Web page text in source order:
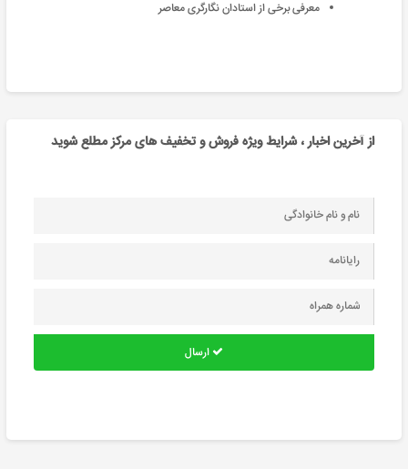
معرفی برخی از استادان نگارگری معاصر
از آخرین اخبار ، شرایط ویژه فروش و تخفیف های مرکز مطلع شوید
ارسال